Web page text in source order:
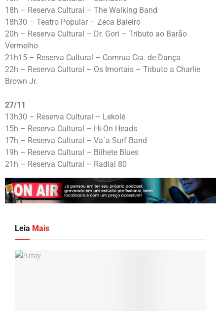
18h – Reserva Cultural – The Walking Band
18h30 – Teatro Popular – Zeca Baleiro
20h – Reserva Cultural – Dr. Gori – Tributo ao Barão
Vermelho
21h15 – Reserva Cultural – Comrua Cia. de Dança
22h – Reserva Cultural – Os Imortais – Tributo a Charlie
Brown Jr.
27/11
13h30 – Reserva Cultural – Lekolé
15h – Reserva Cultural – Hi-On Heads
17h – Reserva Cultural – Va´a Surf Band
19h – Reserva Cultural – Bilhete Blues
21h – Reserva Cultural – Radial 80
Leia Mais